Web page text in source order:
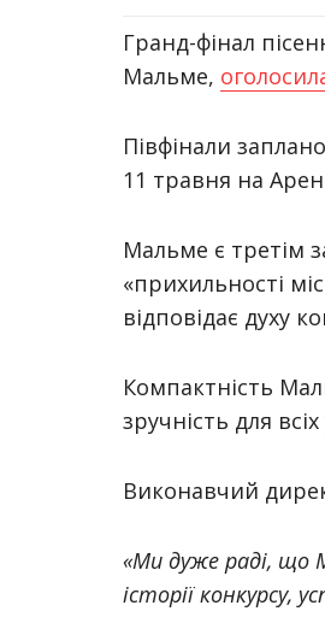
Гранд-фінал
Мальме,
Півфінали
11 травня на
Мальме є третім
«прихильності
відповідає духу
Компактність
зручність для
Виконавчий
«Ми дуже раді, що
історії конкурсу,